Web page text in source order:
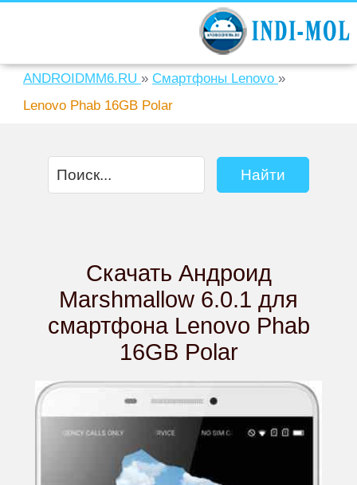
ANDROIDMM6.RU » Смартфоны Lenovo »
Lenovo Phab 16GB Polar
Скачать Андроид
Marshmallow 6.0.1 для
смартфона Lenovo Phab
16GB Polar